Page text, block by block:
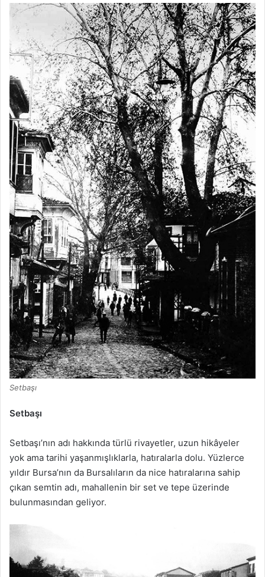
Setbaşı
Setbaşı
Setbaşı’nın adı hakkında türlü rivayetler, uzun hikâyeler
yok ama tarihi yaşanmışlıklarla, hatıralarla dolu. Yüzlerce
yıldır Bursa’nın da Bursalıların da nice hatıralarına sahip
çıkan semtin adı, mahallenin bir set ve tepe üzerinde
bulunmasından geliyor.